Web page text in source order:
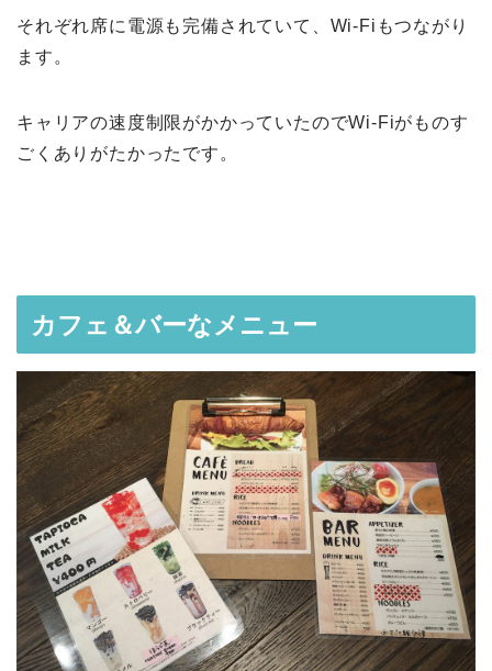
それぞれ席に電源も完備されていて、Wi-Fiもつながり
ます。
キャリアの速度制限がかかっていたのでWi-Fiがものす
ごくありがたかったです。
カフェ＆バーなメニュー